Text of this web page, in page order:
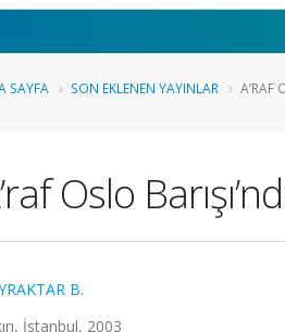
SAYFA SON EKLENEN YAYINLAR A’RAF
Oslo
B.
İstanbul, 2003